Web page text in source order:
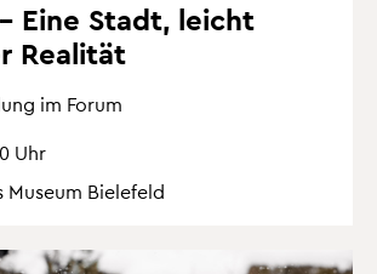
Eine Stadt, leicht
Rea­li­tät
im Forum
Uhr
Mu­se­um Bie­le­feld